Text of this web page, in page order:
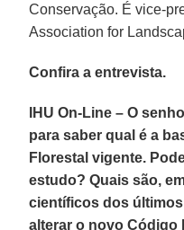
Conservação. É vice-
Association for
Confira a entrevista.
IHU On-Line – O
para saber qual é a
Florestal vigente.
estudo? Quais são,
científicos dos
alterar o novo Código